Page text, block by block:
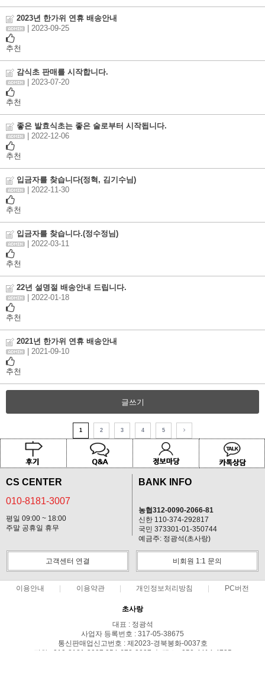
2023년 한가위 연휴 배송안내
| 2023-09-25
추천
감식초 판매를 시작합니다.
| 2023-07-20
추천
좋은 발효식초는 좋은 술로부터 시작됩니다.
| 2022-12-06
추천
입금자를 찾습니다(정혁, 김기수님)
| 2022-11-30
추천
입금자를 찾습니다.(정수정님)
| 2022-03-11
추천
22년 설명절 배송안내 드립니다.
| 2022-01-18
추천
2021년 한가위 연휴 배송안내
| 2021-09-10
추천
글쓰기
1 2 3 4 5
CS CENTER
010-8181-3007
평일 09:00 ~ 18:00
주말 공휴일 휴무
BANK INFO
농협312-0090-2066-81
신한 110-374-292817
국민 373301-01-350744
예금주: 정광석(초사랑)
고객센터 연결 비회원 1:1 문의
이용안내 이용약관 개인정보처리방침 PC버전
초사랑
대표 : 정광석
사업자 등록번호 : 317-05-38675
통신판매업신고번호 : 제2023-경북봉화-0037호
전화 : 010-8181-3007,054-672-2007 ㅣ 팩스 : 050-4414-4735